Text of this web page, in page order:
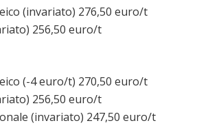
(invariato) 276,50 euro/t
256,50 euro/t
(-4 euro/t) 270,50 euro/t
256,50 euro/t
(invariato) 247,50 euro/t